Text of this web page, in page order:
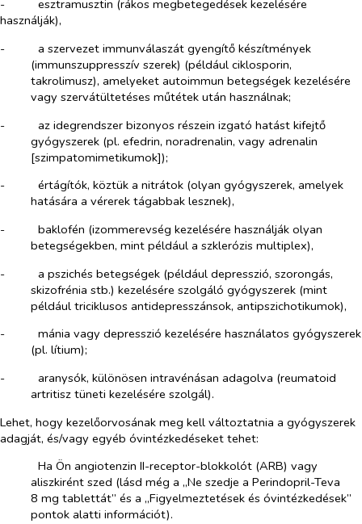
-​
esztramusztin (rákos megbetegedések kezelésére
használják),
-​
a szervezet immunválaszát gyengítő készítmények
(immunszuppresszív szerek) (például ciklosporin,
takrolimusz), amelyeket autoimmun betegségek kezelésére
vagy szervátültetéses műtétek után használnak;
-​
az idegrendszer bizonyos részein izgató hatást kifejtő
gyógyszerek (pl. efedrin, noradrenalin, vagy adrenalin
[szimpatomimetikumok]);
-​
értágítók, köztük a nitrátok (olyan gyógyszerek, amelyek
hatására a vérerek tágabbak lesznek),
-​
baklofén (izommerevség kezelésére használják olyan
betegségekben, mint például a szklerózis multiplex),
-​
a pszichés betegségek (például depresszió, szorongás,
skizofrénia stb.) kezelésére szolgáló gyógyszerek (mint
például triciklusos antidepresszánsok, antipszichotikumok),
-​
mánia vagy depresszió kezelésére használatos gyógyszerek
(pl. lítium);
-​
aranysók, különösen intravénásan adagolva (reumatoid
artritisz tüneti kezelésére szolgál).
Lehet, hogy kezelőorvosának meg kell változtatnia a gyógyszerek
adagját, és/vagy egyéb óvintézkedéseket tehet:
Ha Ön angiotenzin II-receptor-blokkolót (ARB) vagy
aliszkirént szed (lásd még a „Ne szedje a Perindopril-Teva
8 mg tablettát” és a „Figyelmeztetések és óvintézkedések”
pontok alatti információt).